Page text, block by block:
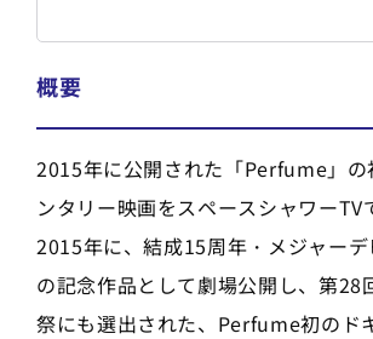
概要
2015年に公開された「Perfume」の
ンタリー映画をスペースシャワーTV
2015年に、結成15周年・メジャー
の記念作品として劇場公開し、第28
祭にも選出された、Perfume初のド